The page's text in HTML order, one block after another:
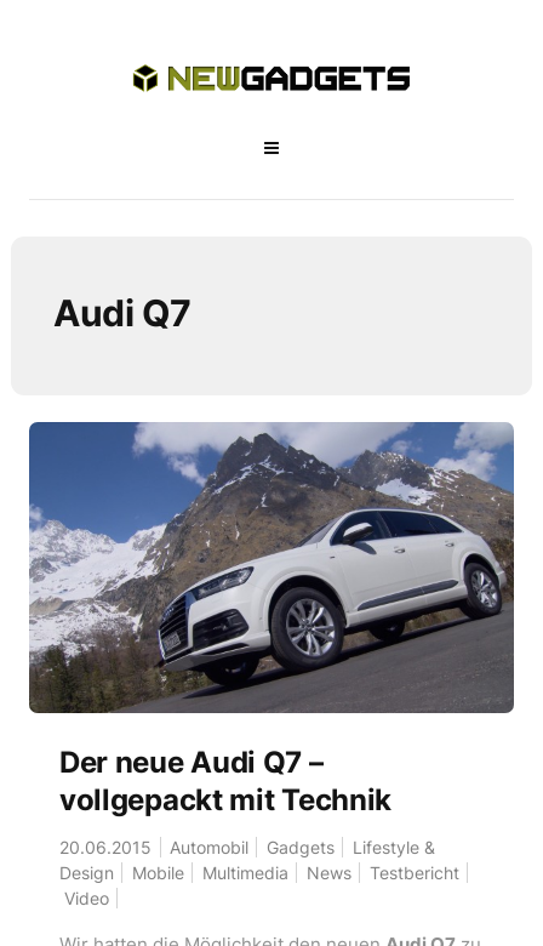
Audi Q7
Der neue Audi Q7 –
vollgepackt mit Technik
20.06.2015 Automobil Gadgets
Lifestyle &
Design
Mobile Multimedia News
Testbericht
Video